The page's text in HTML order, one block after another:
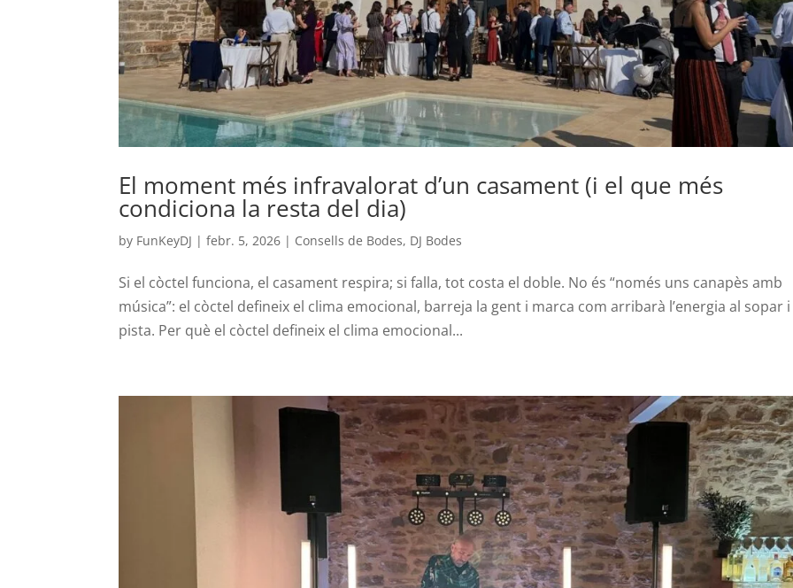
El moment més infravalorat d’un casament (i el que més
condiciona la resta del dia)
by FunKeyDJ |febr. 5, 2026 | Consells de Bodes, DJ Bodes
Si el còctel funciona, el casament respira; si falla, tot costa el doble. No és “només uns canapès amb
música”: el còctel defineix el clima emocional, barreja la gent i marca com arribarà l’energia al sopar
pista. Per què el còctel defineix el clima emocional...